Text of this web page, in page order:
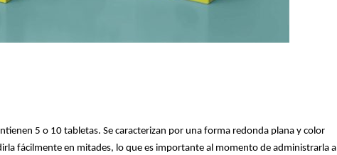
5 o 10 tabletas. Se caracterizan por una forma redonda plana y color
fácilmente en mitades, lo que es importante al momento de administrarla a